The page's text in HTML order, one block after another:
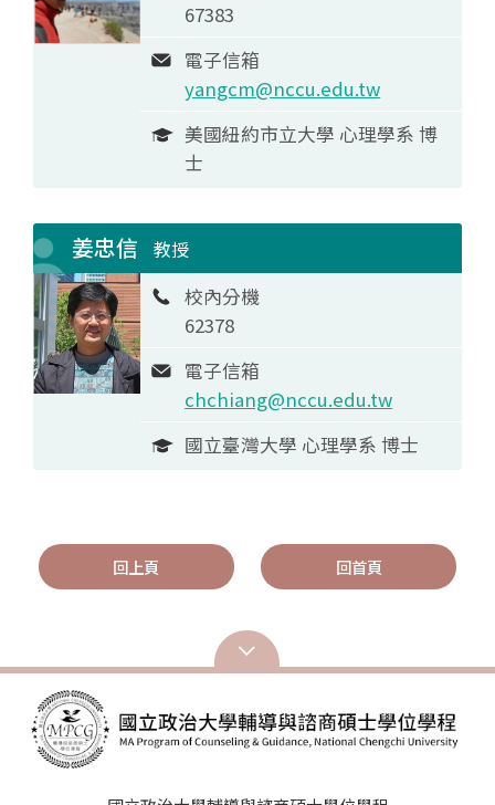
67383
電子信箱
yangcm@nccu.edu.tw
美國紐約市立大學 心理學系 博
士
姜忠信 教授
校內分機
62378
電子信箱
chchiang@nccu.edu.tw
國立臺灣大學 心理學系 博士
回上頁 回首頁